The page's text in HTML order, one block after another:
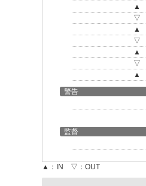
▲
▽
▲
▽
▲
▽
▲
警告
監督
▲：IN ▽：OUT